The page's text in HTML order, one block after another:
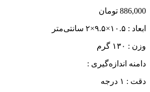
886,000 تومان
ابعاد : ۱۰.۵×۹.۵×۲ سانتی‌متر
وزن : ۱۳۰ گرم
دامنه اندازه‌گیری :
دقت : ۱ درجه